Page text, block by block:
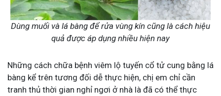
Dùng muối và lá bàng để rửa vùng kín cũng là cách hiệu
quả được áp dụng nhiều hiện nay
Những cách chữa bệnh viêm lộ tuyến cổ tử cung bằng lá
bàng kể trên tương đối dễ thực hiện, chị em chỉ cần
tranh thủ thời gian nghỉ ngơi ở nhà là đã có thể thực